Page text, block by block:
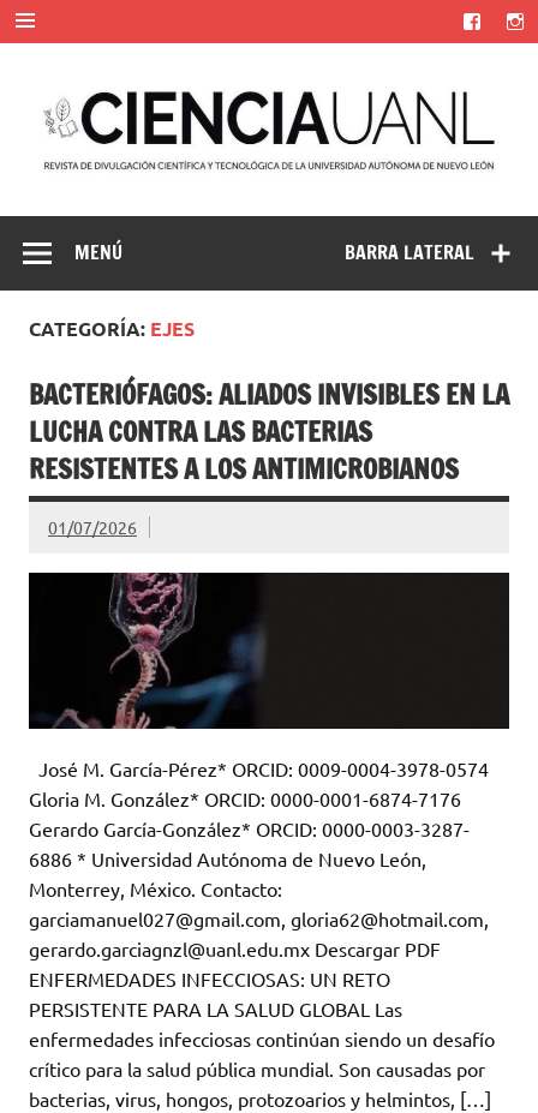
Saltar
contenido
Universidad Autónoma de Nuevo León
BARRA LATERAL
MENÚ
CATEGORÍA: EJES
BACTERIÓFAGOS: ALIADOS INVISIBLES EN LA
LUCHA CONTRA LAS BACTERIAS
RESISTENTES A LOS ANTIMICROBIANOS
01/07/2026
José M. García-Pérez* ORCID: 0009-0004-3978-0574
Gloria M. González* ORCID: 0000-0001-6874-7176
Gerardo García-González* ORCID: 0000-0003-3287-
6886 * Universidad Autónoma de Nuevo León,
Monterrey, México. Contacto:
garciamanuel027@gmail.com, gloria62@hotmail.com,
gerardo.garciagnzl@uanl.edu.mx Descargar PDF
ENFERMEDADES INFECCIOSAS: UN RETO
PERSISTENTE PARA LA SALUD GLOBAL Las
enfermedades infecciosas continúan siendo un desafío
crítico para la salud pública mundial. Son causadas por
bacterias, virus, hongos, protozoarios y helmintos, […]